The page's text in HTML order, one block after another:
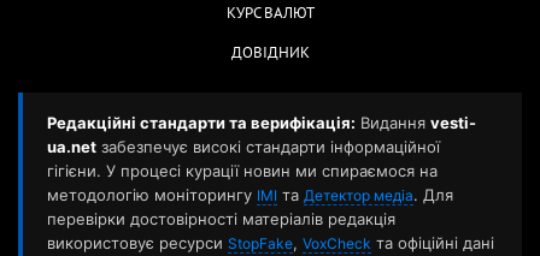
КУРС ВАЛЮТ
ДОВІДНИК
Редакційні стандарти та верифікація: Видання vesti-
ua.net забезпечує високі стандарти інформаційної
гігієни. У процесі курації новин ми спираємося на
методологію моніторингу ІМІ та Детектор медіа. Для
перевірки достовірності матеріалів редакція
використовує ресурси StopFake, VoxCheck та офіційні дані